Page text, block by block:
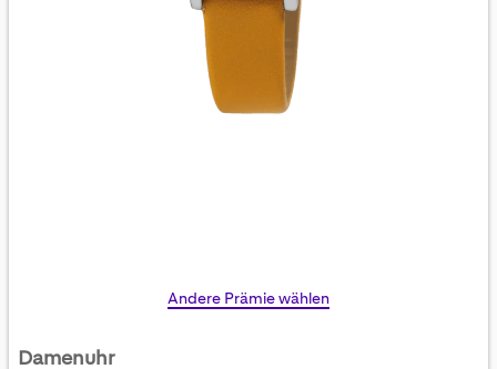
Skip
Andere Prämie wählen
Damenuhr